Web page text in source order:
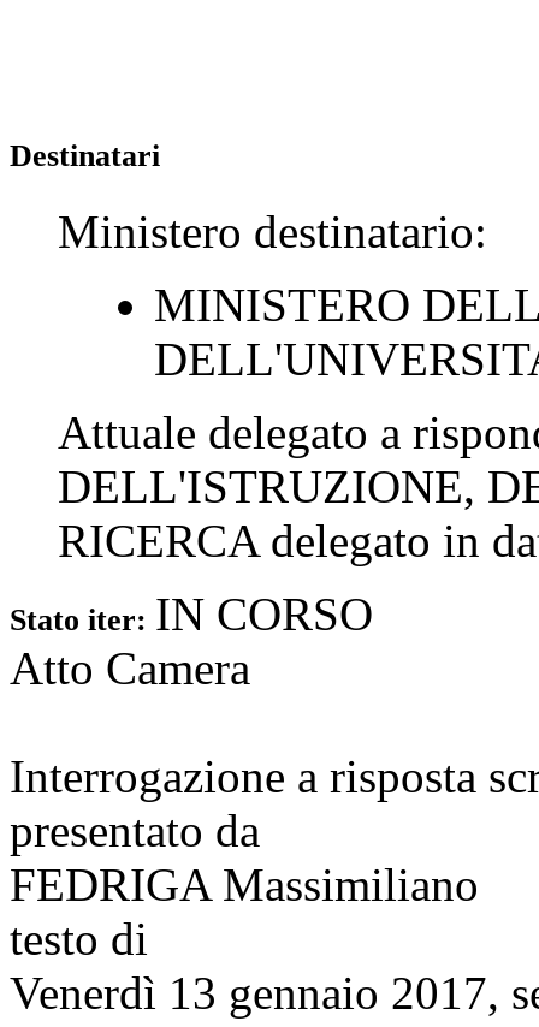
Destinatari
Ministero destinatario:
MINISTERO
Attuale delegato a
DELL'ISTRUZIONE,
RICERCAdelegato in
Stato iter: IN CORSO
Atto Camera
Interrogazione a risposta
presentato da
FEDRIGA Massimiliano
testo di
Venerdì 13 gennaio 2017,